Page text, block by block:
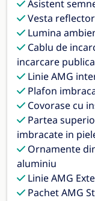
Asistent
Vesta
Lumina
Cablu de
incarcare
Linie AMG
Plafon
Covorase cu
Partea
imbracate in
Ornamente
aluminiu
Linie AMG
Pachet AMG